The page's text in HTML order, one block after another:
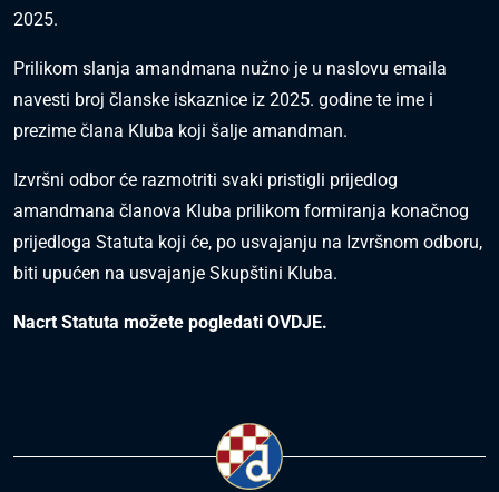
2025.
Prilikom slanja amandmana nužno je u naslovu emaila
navesti broj članske iskaznice iz 2025. godine te ime i
prezime člana Kluba koji šalje amandman.
Izvršni odbor će razmotriti svaki pristigli prijedlog
amandmana članova Kluba prilikom formiranja konačnog
prijedloga Statuta koji će, po usvajanju na Izvršnom odboru,
biti upućen na usvajanje Skupštini Kluba.
Nacrt Statuta možete pogledati OVDJE.